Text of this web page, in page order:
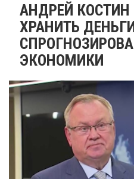
АНДРЕЙ
ХРАНИТЬ
ЭКОНОМИКИ